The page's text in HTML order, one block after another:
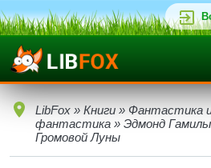
LibFox » Книги » Фантастика
фантастика » Эдмонд
Громовой Луны